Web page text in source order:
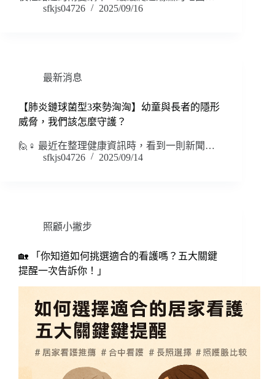
sfkjs04726
2025/09/16
最新消息
【肺炎鏈球菌型3來勢洶洶】幼童與長者的隱形
威脅，我們該怎麼守護？
🙋♀️ 最近在整理健康資訊時，看到一則新聞…
sfkjs04726
2025/09/14
照顧小撇步
🏡 「你知道如何挑選適合的看護嗎？五大關鍵
提醒一次告訴你！」